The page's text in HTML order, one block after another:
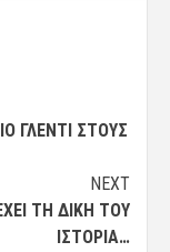
ΓΛΈΝΤΙ ΣΤΟΥΣ
NEXT
ΤΗ ΔΙΚΉ ΤΟΥ
ΙΣΤΟΡΊΑ…